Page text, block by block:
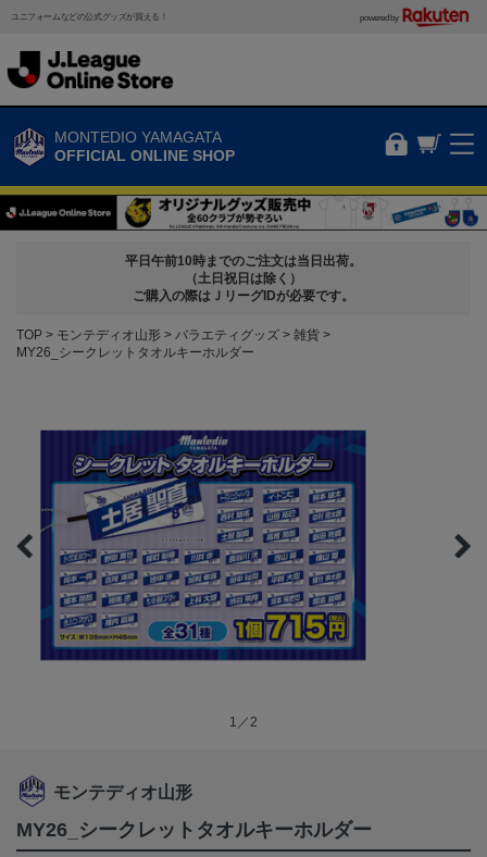
ユニフォームなどの公式グッズが買える！ powered by
MONTEDIO YAMAGATA
OFFICIAL ONLINE SHOP
平日午前10時までのご注文は当日出荷。
（土日祝日は除く）
ご購入の際はＪリーグIDが必要です。
TOP モンテディオ山形 バラエティグッズ
雑貨
MY26_シークレットタオルキーホルダー
1／2
モンテディオ山形
MY26_シークレットタオルキーホルダー